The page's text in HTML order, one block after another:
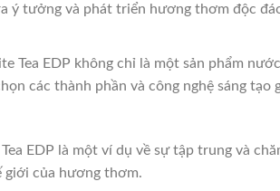
ý tưởng và phát triển hương thơm độc
Tea EDP không chỉ là một sản phẩm
các thành phần và công nghệ sáng tạo
EDP là một ví dụ về sự tập trung và
giới của hương thơm.